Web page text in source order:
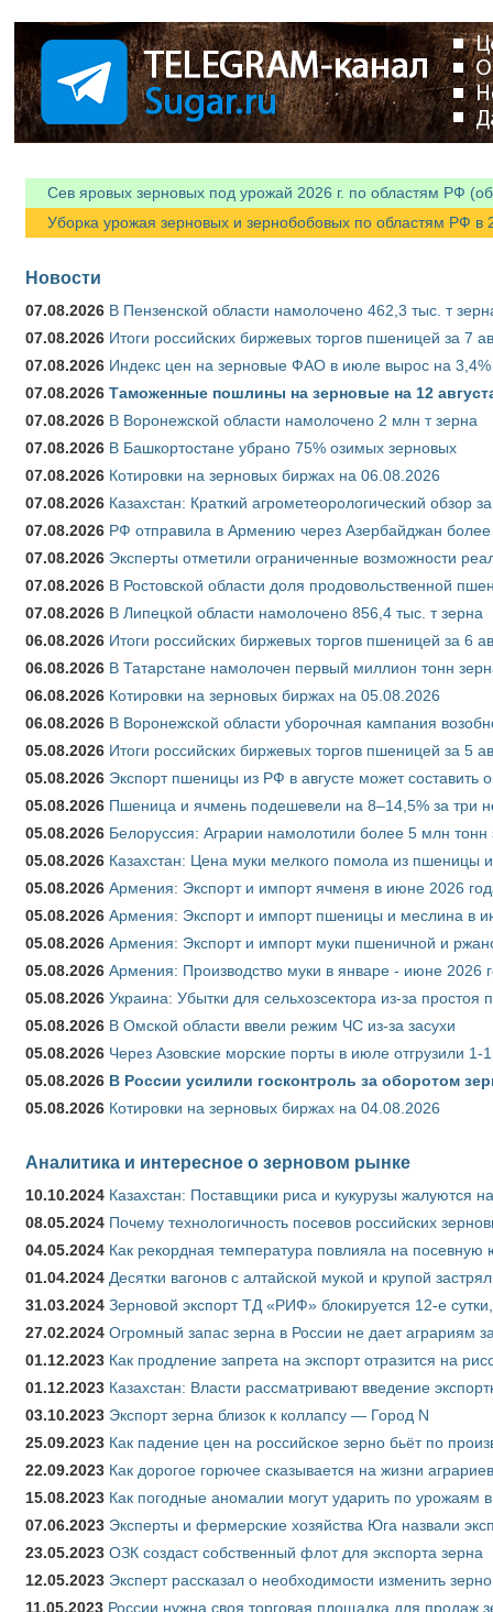
Сев яровых зерновых под урожай 2026 г. по областям РФ
Уборка урожая зерновых и зернобобовых по областям РФ в
Новости
07.08.2026 В Пензенской области намолочено 462,3 тыс. т
07.08.2026 Итоги российских биржевых торгов пшеницей за 7
07.08.2026 Индекс цен на зерновые ФАО в июле вырос на 3,4%
07.08.2026 Таможенные пошлины на зерновые на 12
07.08.2026 В Воронежской области намолочено 2 млн т зерна
07.08.2026 В Башкортостане убрано 75% озимых зерновых
07.08.2026 Котировки на зерновых биржах на 06.08.2026
07.08.2026 Казахстан: Краткий агрометеорологический обзор
07.08.2026 РФ отправила в Армению через Азербайджан более
07.08.2026 Эксперты отметили ограниченные возможности
07.08.2026 В Ростовской области доля продовольственной
07.08.2026 В Липецкой области намолочено 856,4 тыс. т зерна
06.08.2026 Итоги российских биржевых торгов пшеницей за 6
06.08.2026 В Татарстане намолочен первый миллион тонн
06.08.2026 Котировки на зерновых биржах на 05.08.2026
06.08.2026 В Воронежской области уборочная кампания
05.08.2026 Итоги российских биржевых торгов пшеницей за 5
05.08.2026 Экспорт пшеницы из РФ в августе может составить
05.08.2026 Пшеница и ячмень подешевели на 8–14,5% за три
05.08.2026 Белоруссия: Аграрии намолотили более 5 млн тонн
05.08.2026 Казахстан: Цена муки мелкого помола из пшеницы
05.08.2026 Армения: Экспорт и импорт ячменя в июне 2026
05.08.2026 Армения: Экспорт и импорт пшеницы и меслина в
05.08.2026 Армения: Экспорт и импорт муки пшеничной и
05.08.2026 Армения: Производство муки в январе - июне 2026
05.08.2026 Украина: Убытки для сельхозсектора из-за простоя
05.08.2026 В Омской области ввели режим ЧС из-за засухи
05.08.2026 Через Азовские морские порты в июле отгрузили
05.08.2026 В России усилили госконтроль за оборотом
05.08.2026 Котировки на зерновых биржах на 04.08.2026
Аналитика и интересное о зерновом рынке
10.10.2024 Казахстан: Поставщики риса и кукурузы жалуются
08.05.2024 Почему технологичность посевов российских
04.05.2024 Как рекордная температура повлияла на
01.04.2024 Десятки вагонов с алтайской мукой и крупой
31.03.2024 Зерновой экспорт ТД «РИФ» блокируется 12-е
27.02.2024 Огромный запас зерна в России не дает аграриям
01.12.2023 Как продление запрета на экспорт отразится на
01.12.2023 Казахстан: Власти рассматривают введение
03.10.2023 Экспорт зерна близок к коллапсу — Город N
25.09.2023 Как падение цен на российское зерно бьёт по
22.09.2023 Как дорогое горючее сказывается на жизни аграриев
15.08.2023 Как погодные аномалии могут ударить по урожаям
07.06.2023 Эксперты и фермерские хозяйства Юга назвали
23.05.2023 ОЗК создаст собственный флот для экспорта зерна
12.05.2023 Эксперт рассказал о необходимости изменить
11.05.2023 России нужна своя торговая площадка для продаж